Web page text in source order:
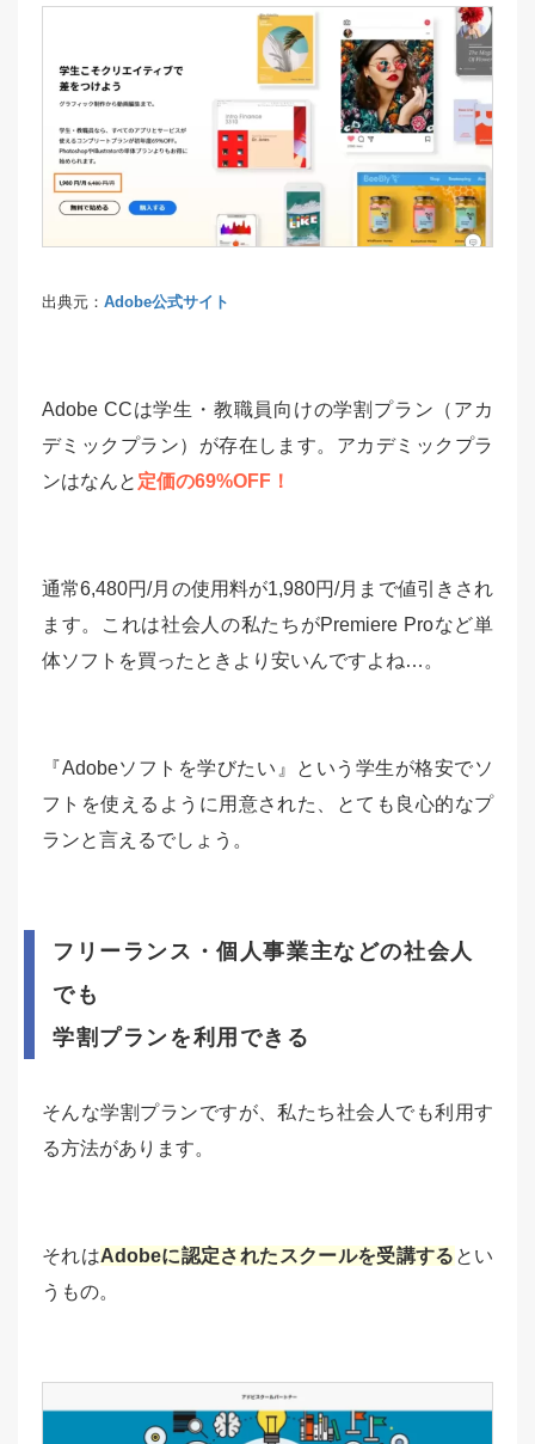
出典元： Adobe公式サイト
Adobe CCは学生・教職員向けの学割プラン（アカ
デミックプラン）が存在します。アカデミックプラ
ンはなんと 定価の69%OFF！
通常6,480円/月の使用料が1,980円/月まで値引きされ
ます。これは社会人の私たちがPremiere Proなど単
体ソフトを買ったときより安いんですよね…。
『Adobeソフトを学びたい』という学生が格安でソ
フトを使えるように用意された、とても良心的なプ
ランと言えるでしょう。
フリーランス・個人事業主などの社会人
でも
学割プランを利用できる
そんな学割プランですが、私たち社会人でも利用す
る方法があります。
それはAdobeに認定されたスクールを受講する とい
うもの。